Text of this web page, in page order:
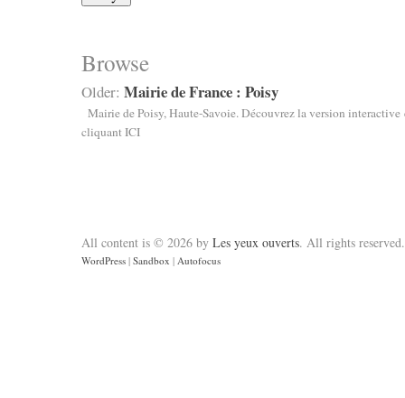
Browse
Older: Mairie de France : Poisy
Mairie de Poisy, Haute-Savoie. Découvrez la version interactive
cliquant ICI
All content is © 2026 by Les yeux ouverts. All rights reserved.
WordPress | Sandbox | Autofocus